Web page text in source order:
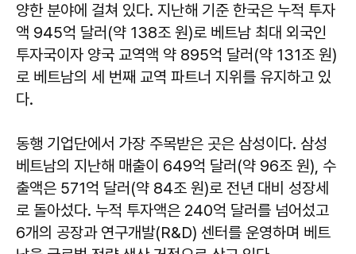
양한 분야에 걸쳐 있다. 지난해 기준 한국은 누적 투자
액 945억 달러(약 138조 원)로 베트남 최대 외국인
투자국이자 양국 교역액 약 895억 달러(약 131조 원)
로 베트남의 세 번째 교역 파트너 지위를 유지하고 있
다.
동행 기업단에서 가장 주목받은 곳은 삼성이다. 삼성
베트남의 지난해 매출이 649억 달러(약 96조 원), 수
출액은 571억 달러(약 84조 원)로 전년 대비 성장세
로 돌아섰다. 누적 투자액은 240억 달러를 넘어섰고
6개의 공장과 연구개발(R&D) 센터를 운영하며 베트